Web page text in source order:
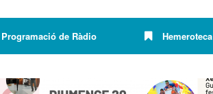
Programació de Ràdio Hemeroteca